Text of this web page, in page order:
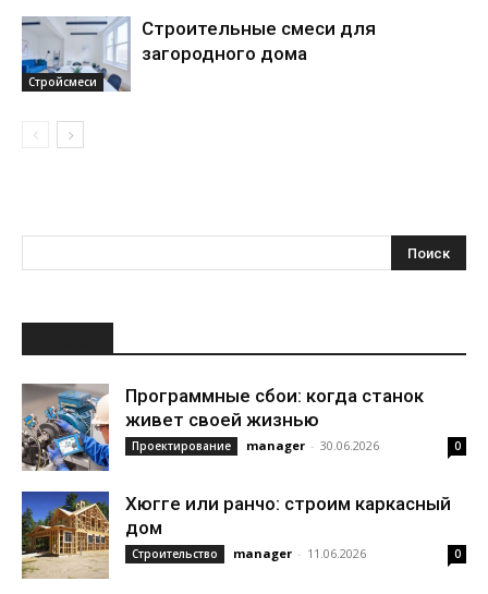
Стройсмеси
Строительные смеси для
загородного дома
Программные сбои: когда станок
живет своей жизнью
Проектирование manager - 30.06.2026 0
Хюгге или ранчо: строим каркасный
дом
Строительство manager - 11.06.2026 0